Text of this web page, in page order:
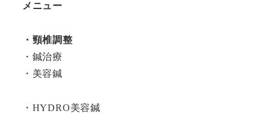
メニュー
・頸椎調整
・鍼治療
・美容鍼
・HYDRO美容鍼